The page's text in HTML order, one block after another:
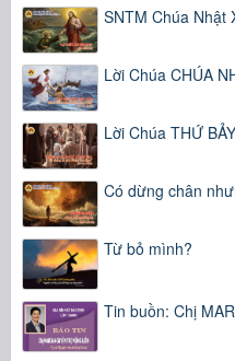
SNTM Chúa Nhật
Lời Chúa CHÚA
Lời Chúa THỨ
Có dừng chân
Từ bỏ mình?
Tin buồn: Chị